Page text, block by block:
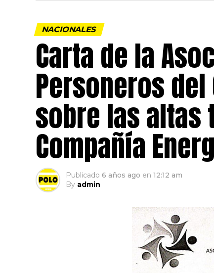
NACIONALES
Carta de la
Personeros del
sobre las altas
Compañía
Publicado 6 años ago en 12:12 am
By admin